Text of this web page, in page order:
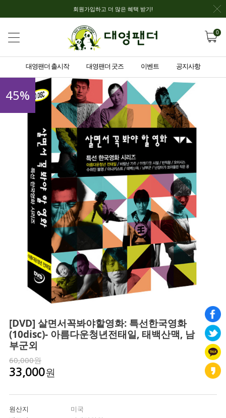
회원가입하고 더 많은 혜택 받기!
0
대영팬더 출시작 대영팬더 굿즈 이벤트 공지사항
45%
[DVD] 살면서꼭봐야할영화: 특선한국영화
(10disc)- 아름다운청년전태일, 태백산맥, 남
부군외
60,000원
33,000원
원산지
미국